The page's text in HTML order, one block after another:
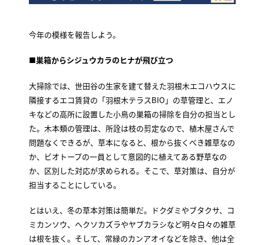
今年の模様を報告しよう。
■巣箱からシジュウカラのヒナが飛び立つ
大掃除では、世田谷の生家を建て替えた羽根木エコハウスに
隣接するエコ賃貸の「羽根木テラスBIO」の草管理と、エノ
キなどの高所に設置した小鳥の巣箱の掃除を自分の担当とし
た。木本類の管理は、所詮は枝の剪定なので、植木屋さんで
問題なくできるが、草本になると、根から抜くべき雑草なの
か、ビオトープの一員として意図的に植えてある野草なの
か、区別した対応が求められる。そこで、草対策は、自分が
担当することにしている。
とはいえ、冬の草本対策は簡単だ。ドクダミやブタクサ、コ
ミカンソウ、ヘクソカズラやヤブカラシなど明々白々の雑草
は根を抜く。そして、常緑のカンアオイなどを除き、他は全